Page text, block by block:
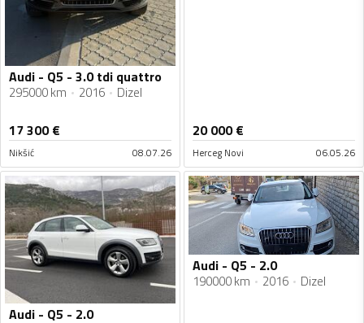
Audi - Q5 - 3.0 tdi quattro
295000 km 2016 Dizel
17 300€
Nikšić 08.07.26
20 000€
Herceg Novi 06.05.26
Audi - Q5 - 2.0
Audi - Q5 - 2.0
190000 km 2016 Dizel